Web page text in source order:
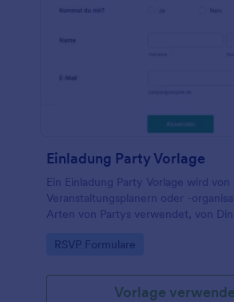
Einladung Party Vorlage
Ein Einladung Party Vorlage wird von
Veranstaltungsplanern oder -
Arten von Partys verwendet, von
Einweihungspartys und mehr.
Go to Category:
RSVP Formulare
Vorlage